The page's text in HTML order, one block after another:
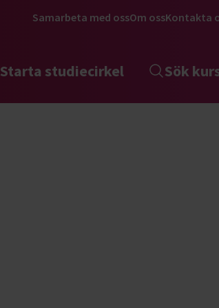
Samarbeta med ossOm ossKontakta
Starta studiecirkel Sök